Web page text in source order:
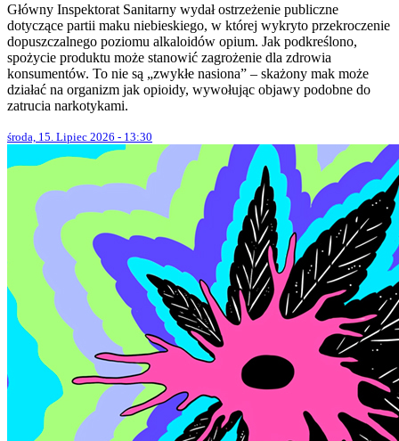
Główny Inspektorat Sanitarny wydał ostrzeżenie publiczne
dotyczące partii maku niebieskiego, w której wykryto przekroczenie
dopuszczalnego poziomu alkaloidów opium. Jak podkreślono,
spożycie produktu może stanowić zagrożenie dla zdrowia
konsumentów. To nie są „zwykłe nasiona” – skażony mak może
działać na organizm jak opioidy, wywołując objawy podobne do
zatrucia narkotykami.
środa, 15. Lipiec 2026 - 13:30